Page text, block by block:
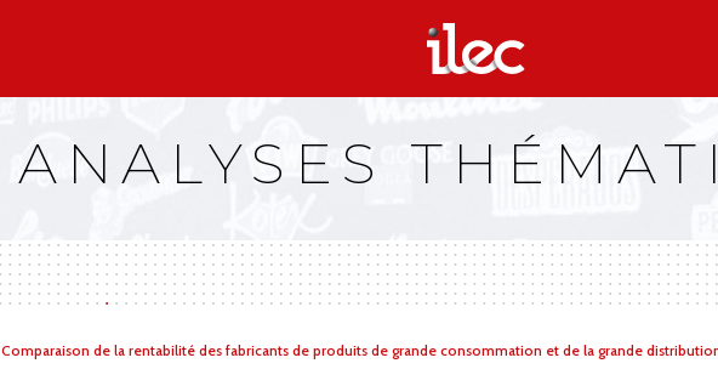
ANALYSES
Comparaison de la rentabilité des fabricants de produits de grande consommation et de la grande